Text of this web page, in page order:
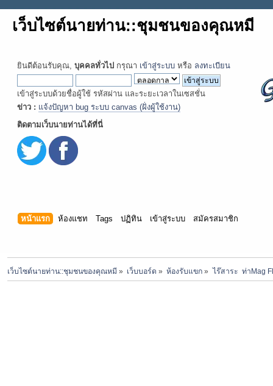
เว็บไซต์นายท่าน::ชุมชนของคุณหมี
ยินดีต้อนรับคุณ, บุคคลทั่วไป กรุณา เข้าสู่ระบบ หรือ ลงทะเบียน
เข้าสู่ระบบด้วยชื่อผู้ใช้ รหัสผ่าน และระยะเวลาในเซสชั่น
ข่าว : แจ้งปัญหา bug ระบบ canvas (ฝั่งผู้ใช้งาน)
ติดตามเว็บนายท่านได้ที่นี่
หน้าแรก ห้องแชท Tags ปฏิทิน เข้าสู่ระบบ สมัครสมาชิก
เว็บไซต์นายท่าน::ชุมชนของคุณหมี » เว็บบอร์ด » ห้องรับแขก » ไร๊สาระ  ท่าMag